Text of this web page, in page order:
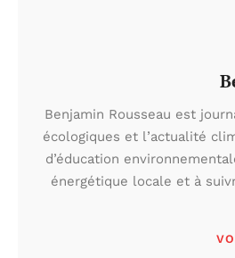
Benjamin Rousseau est
écologiques et l’actualité
d’éducation
énergétique locale et à